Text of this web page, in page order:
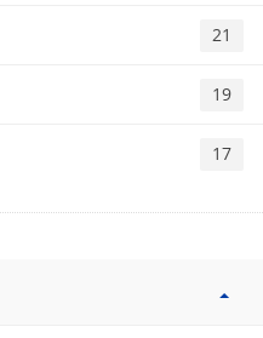
21
19
17